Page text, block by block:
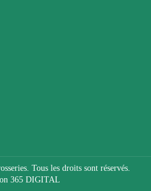
Tous les droits sont réservés.
365 DIGITAL